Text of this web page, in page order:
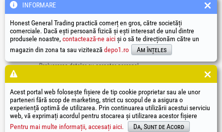
Legături Utile
Prelucrarea datelor cu caracter personal
Datele de identificare ale societății
Autoritatea națională pentru protecția consumatorilor
Soluționarea online a litigiilor
HGT ®, EvoTools® , EvoSanitary®, EvoTools +Plus®, EvoSanitary +Plus®, EvoSelect®, EPTO®, EPTO Plus
PowerForProfessionals
și siglele acestora sunt mărci înregistrate Honest General Trading SRL.
Copyright 1994-2026Honest General Trading SRL. Toate drepturile rezervate. CUI: 6615609,
INFORMARE
Honest General Trading practică comerț en gros, către societăți
comerciale. Dacă ești persoană fizică și ești interesat de unul dintre
produsele noastre, contactează-ne aiciși o să te direcționăm către un
magazin din zona ta sau vizitează depo1.ro Am înțeles
Acest portal web folosește fișiere de tip cookie proprietar sau ale unor
parteneri fără scop de marketing, strict cu scopul de a asigura o
experiență optimă de utilizarea. Prin continuarea utilizării acestui serviciu
web, vă exprimați acordul pentru stocarea și utilizarea acestor fișiere
Pentru mai multe informații, accesați aici.
Da, Sunt de Acord